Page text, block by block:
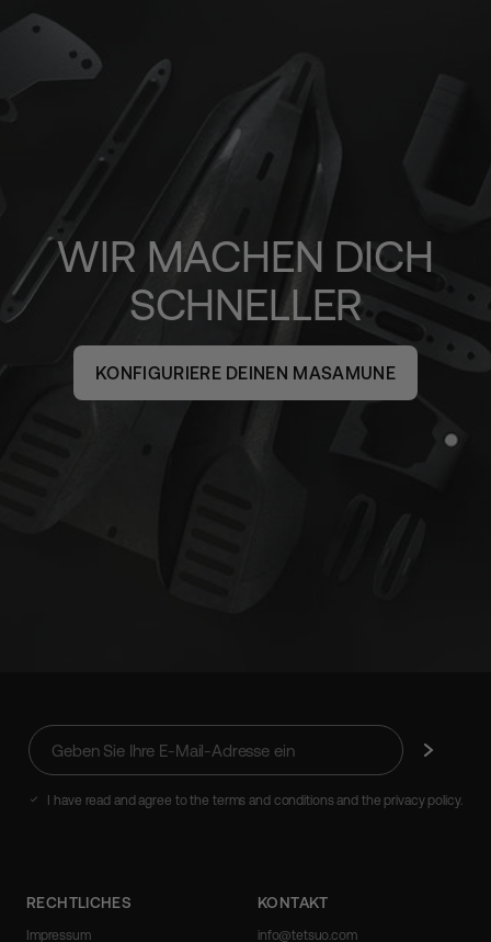
WIR MACHEN DICH
SCHNELLER
KONFIGURIERE DEINEN MASAMUNE
Geben
Sie
Ihre
E-
Abonnieren
I have read and agree to the terms and conditions and the privacy policy.
RECHTLICHES
Impressum
KONTAKT
info@tetsuo.com